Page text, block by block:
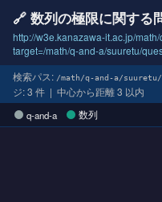
🔗 数列の極限に関する
http://w3e.kanazawa-it.ac.jp/
target=/math/q-and-a/suuretu/
検索パス: /math/q-and-a/
ジ: 3 件 | 中心から距離 3 以内
q-and-a 数列